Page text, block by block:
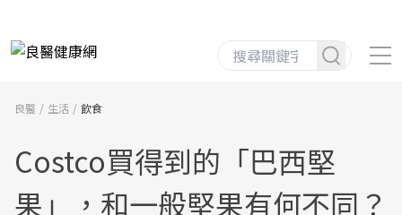
良醫 生活 飲食
Costco買得到的「巴西堅
果」，和一般堅果有何不同？